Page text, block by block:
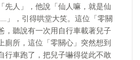
先人」，他說「仙人嘛，就是仙
」，引得哄堂大笑。這位「零關
，聽說有一次用自行車載著兒子
廁所，這位「零關心」突然想到
行車跑了，把兒子嚇得從此不敢